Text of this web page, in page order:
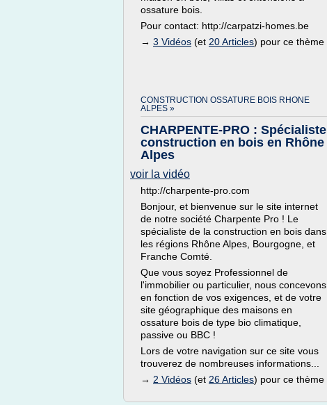
ossature bois.
Pour contact: http://carpatzi-homes.be
→ 3 Vidéos (et 20 Articles) pour ce thème
CONSTRUCTION OSSATURE BOIS RHONE
ALPES »
CHARPENTE-PRO : Spécialiste
construction en bois en Rhône
Alpes
voir la vidéo
http://charpente-pro.com
Bonjour, et bienvenue sur le site internet
de notre société Charpente Pro ! Le
spécialiste de la construction en bois dans
les régions Rhône Alpes, Bourgogne, et
Franche Comté.
Que vous soyez Professionnel de
l'immobilier ou particulier, nous concevons
en fonction de vos exigences, et de votre
site géographique des maisons en
ossature bois de type bio climatique,
passive ou BBC !
Lors de votre navigation sur ce site vous
trouverez de nombreuses informations...
→ 2 Vidéos (et 26 Articles) pour ce thème